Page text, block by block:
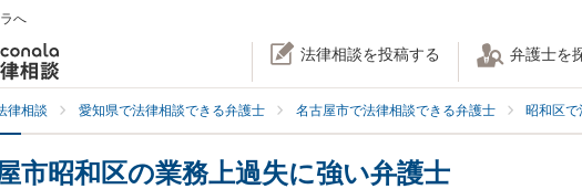
へ
法律相談を投稿する 弁護士を
律相談 愛知県で法律相談できる弁護士 名古屋市で法律相談できる弁護士 昭和区
市昭和区の業務上過失に強い弁護士